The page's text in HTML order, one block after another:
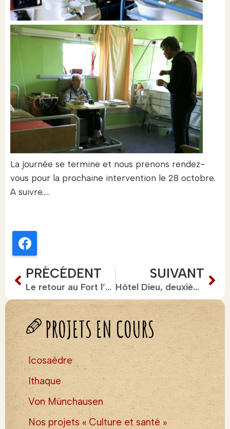
La journée se termine et nous prenons rendez-
vous pour la prochaine intervention le 28 octobre.
A suivre…..
PRÉCÉDENT
Le retour au Fort l’écluse
SUIVANT
Hôtel Dieu, deuxième !
PROJETS EN COURS
Icosaèdre
Ithaque
Von Münchausen
Nos projets « Culture et santé »